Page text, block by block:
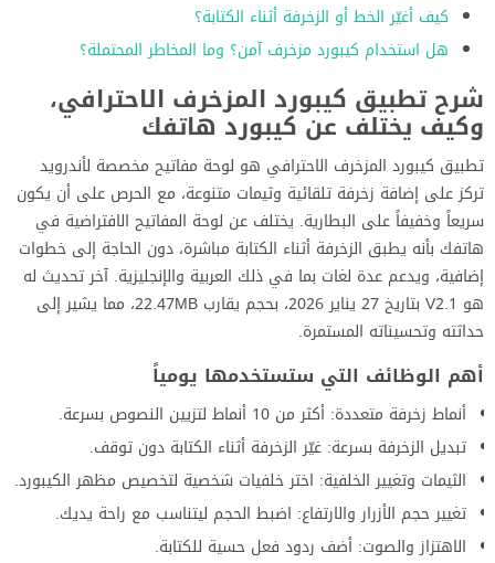
كيف أغيّر الخط أو الزخرفة أثناء الكتابة؟
هل استخدام كيبورد مزخرف آمن؟ وما المخاطر المحتملة؟
شرح تطبيق كيبورد المزخرف الاحترافي،
وكيف يختلف عن كيبورد هاتفك
تطبيق كيبورد المزخرف الاحترافي هو لوحة مفاتيح مخصصة لأندرويد
تركز على إضافة زخرفة تلقائية وثيمات متنوعة، مع الحرص على أن يكون
سريعاً وخفيفاً على البطارية. يختلف عن لوحة المفاتيح الافتراضية في
هاتفك بأنه يطبق الزخرفة أثناء الكتابة مباشرة، دون الحاجة إلى خطوات
إضافية، ويدعم عدة لغات بما في ذلك العربية والإنجليزية. آخر تحديث له
هو V2.1 بتاريخ 27 يناير 2026، بحجم يقارب 22.47MB، مما يشير إلى
حداثته وتحسيناته المستمرة.
أهم الوظائف التي ستستخدمها يومياً
أنماط زخرفة متعددة: أكثر من 10 أنماط لتزيين النصوص بسرعة.
تبديل الزخرفة بسرعة: غيّر الزخرفة أثناء الكتابة دون توقف.
الثيمات وتغيير الخلفية: اختر خلفيات شخصية لتخصيص مظهر الكيبورد.
تغيير حجم الأزرار والارتفاع: اضبط الحجم ليتناسب مع راحة يديك.
الاهتزاز والصوت: أضف ردود فعل حسية للكتابة.